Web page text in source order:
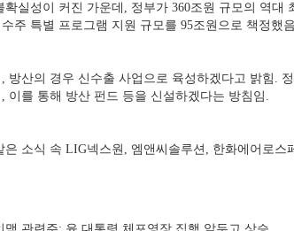
확실성이 커진 가운데, 정부가 360조원 규모의 역대
주 특별 프로그램 지원 규모를 95조원으로 책정했
방산의 경우 신수출 사업으로 육성하겠다고 밝힘.
이를 통해 방산 펀드 등을 신설하겠다는 방침임.
소식 속 LIG넥스원, 엠앤씨솔루션, 한화에어로스